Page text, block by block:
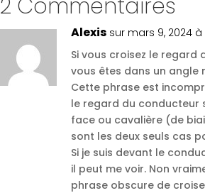
2 Commentaires
Alexis sur mars 9, 2024 à
Si vous croisez le regard
vous êtes dans un angle
Cette phrase est
le regard du conducteur
face ou cavalière (de
sont les deux seuls cas
Si je suis devant le
il peut me voir. Non
phrase obscure de